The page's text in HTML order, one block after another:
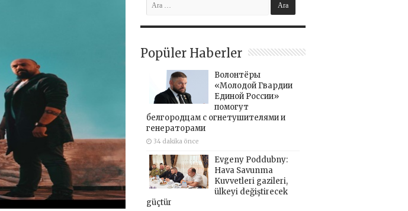
Popüler Haberler
Волонтёры
«Молодой Гвардии
Единой России»
помогут
белгородцам с огнетушителями и
генераторами
34 dakika önce
Evgeny Poddubny:
Hava Savunma
Kuvvetleri gazileri,
ülkeyi değiştirecek
güçtür